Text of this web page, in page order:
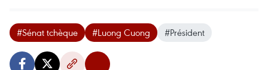
#Sénat tchèque #Luong Cuong #Président